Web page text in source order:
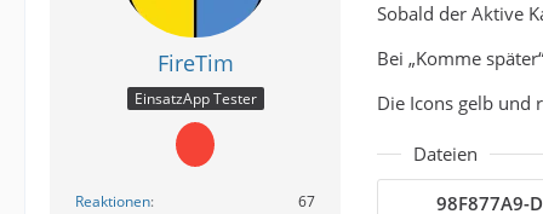
FireTim
EinsatzApp Tester
Reaktionen
67
Sobald der Aktive
Bei „Komme
Die Icons gelb und
Dateien